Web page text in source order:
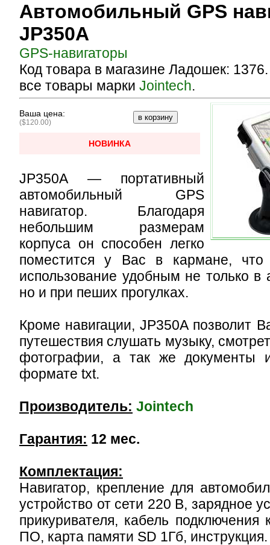
Автомобильный GPS
JP350A
GPS-навигаторы
Код товара в магазине Ладошек:
все товары марки Jointech.
Ваша цена:
($120.00)
НОВИНКА
JP350A — портативный
автомобильный GPS
навигатор. Благодаря
небольшим размерам
корпуса он способен легко
поместится у Вас в кармане, что
использование удобным не только в
но и при пеших прогулках.
Кроме навигации, JP350A позволит
путешествия слушать музыку,
фотографии, а так же документы
формате txt.
Производитель: Jointech
Гарантия: 12 мес.
Комплектация:
Навигатор, крепление для
устройство от сети 220 В, зарядное
прикуривателя, кабель
ПО, карта памяти SD 1Гб, инструкция.